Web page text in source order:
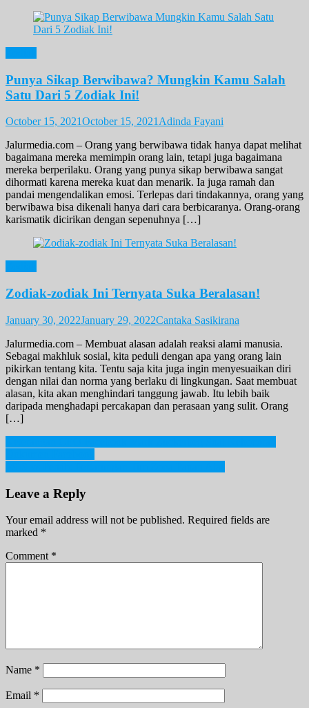
Punya Sikap Berwibawa? Mungkin Kamu Salah
Satu Dari 5 Zodiak Ini!
October 15, 2021October 15, 2021 Adinda Fayani
Jalurmedia.com – Orang yang berwibawa tidak hanya dapat melihat
bagaimana mereka memimpin orang lain, tetapi juga bagaimana
mereka berperilaku. Orang yang punya sikap berwibawa sangat
dihormati karena mereka kuat dan menarik. Ia juga ramah dan
pandai mengendalikan emosi. Terlepas dari tindakannya, orang yang
berwibawa bisa dikenali hanya dari cara berbicaranya. Orang-orang
karismatik dicirikan dengan sepenuhnya […]
Zodiak-zodiak Ini Ternyata Suka Beralasan!
January 30, 2022January 29, 2022Cantaka Sasikirana
Jalurmedia.com – Membuat alasan adalah reaksi alami manusia.
Sebagai makhluk sosial, kita peduli dengan apa yang orang lain
pikirkan tentang kita. Tentu saja kita juga ingin menyesuaikan diri
dengan nilai dan norma yang berlaku di lingkungan. Saat membuat
alasan, kita akan menghindari tanggung jawab. Itu lebih baik
daripada menghadapi percakapan dan perasaan yang sulit. Orang
[…]
Post
navigation
Leave a Reply
Your email address will not be published. Required fields are
marked *
Comment *
Name *
Email *